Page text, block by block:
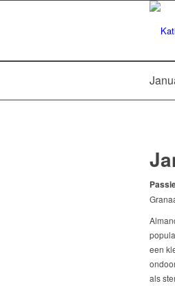
een
als